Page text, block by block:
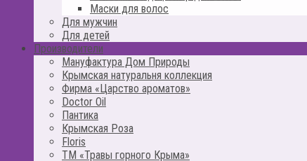
Маски для волос
Для мужчин
Для детей
Производители
Мануфактура Дом Природы
Крымская натуральня коллекция
Фирма «Царство ароматов»
Doctor Oil
Пантика
Крымская Роза
Floris
ТМ «Травы горного Крыма»